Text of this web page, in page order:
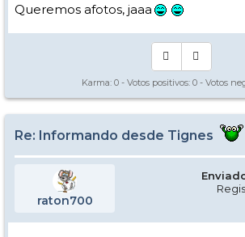
Queremos afotos, jaaa
Karma: 0 - Votos positivos: 0 - Votos
Re: Informando desde Tignes
raton700